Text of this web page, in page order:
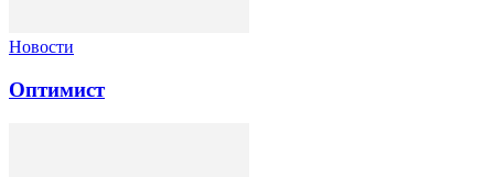
Новости
Оптимист